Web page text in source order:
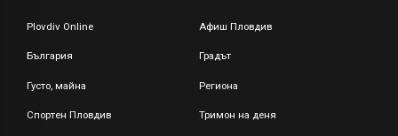
Plovdiv Online Афиш Пловдив
България Градът
Густо, майна Региона
Спортен Пловдив Тримон на деня